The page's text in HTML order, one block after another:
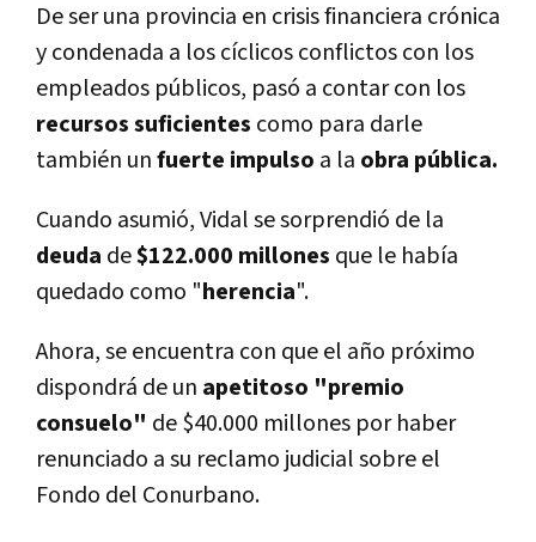
De ser una provincia en crisis financiera crónica
y condenada a los cí­clicos conflictos con los
empleados públicos, pasó a contar con los
recursos suficientes como para darle
también unfuerte impulso a la obra pública.
Cuando asumió, Vidal se sorprendió de la
deuda de$122.000 millones que le habí­a
quedado como "herencia".
Ahora, se encuentra con que el año próximo
dispondrá de un apetitoso "premio
consuelo" de $40.000 millones por haber
renunciado a su reclamo judicial sobre el
Fondo del Conurbano.